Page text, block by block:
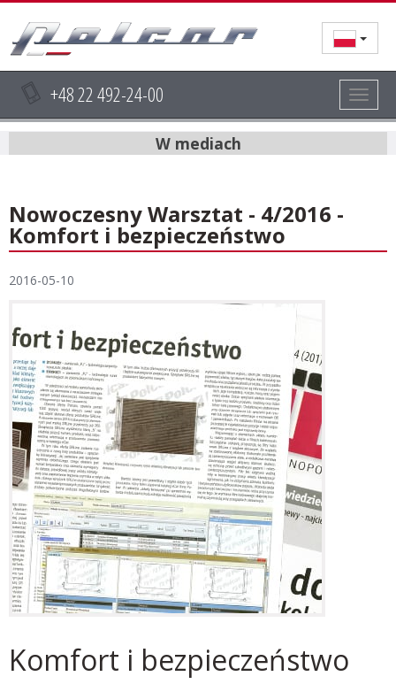
+48 22 492-24-00
W mediach
Nowoczesny Warsztat - 4/2016 -
Komfort i bezpieczeństwo
2016-05-10
Komfort i bezpieczeństwo